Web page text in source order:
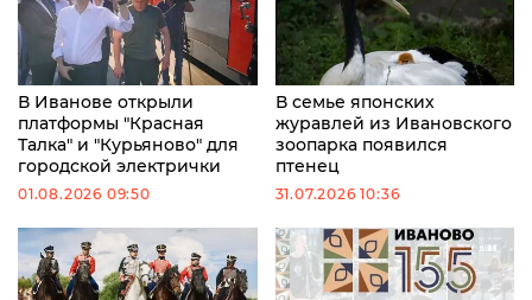
В Иванове открыли
платформы "Красная
Талка" и "Курьяново" для
городской электрички
01.08.2026 09:50
В семье японских
журавлей из Ивановского
зоопарка появился
птенец
31.07.2026 10:36